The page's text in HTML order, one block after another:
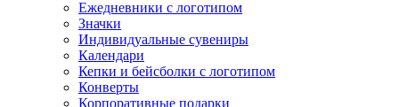
Ежедневники с логотипом
Значки
Индивидуальные сувениры
Календари
Кепки и бейсболки с логотипом
Конверты
Корпоративные подарки